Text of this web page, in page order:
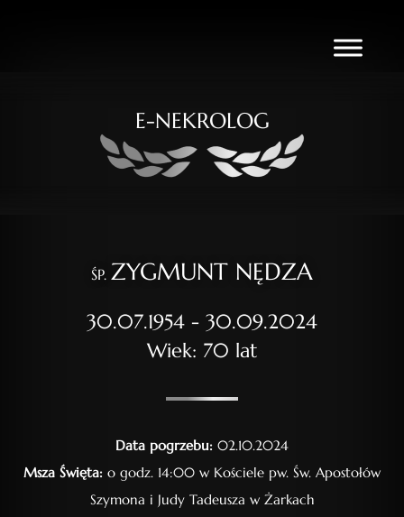
E-NEKROLOG
ŚP. ZYGMUNT NĘDZA
30.07.1954 - 30.09.2024
Wiek: 70 lat
Data pogrzebu: 02.10.2024
Msza Święta: o godz. 14:00 w Kościele pw. Św. Apostołów
Szymona i Judy Tadeusza w Żarkach